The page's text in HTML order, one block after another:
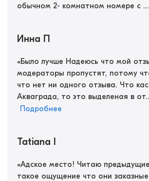
обычном 2- комнатном номере с ...
Инна П
«Было лучше Надеюсь что мой
модераторы пропустят, потому
что нет ни одного отзыва. Что
Акваграда, то это выделеная в
Подробнее
Tatiana I
«Адское место! Читаю
такое ощущение что они